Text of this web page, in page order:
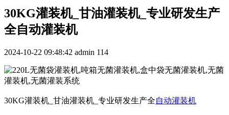
30KG灌装机_甘油灌装机_专业研发生产
全自动灌装机
2024-10-22 09:48:42 admin 114
30KG灌装机_甘油灌装机_专业研发生产全自动灌装机